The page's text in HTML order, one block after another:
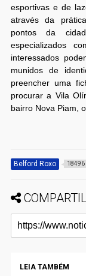
esportivas e de
através da
pontos da
especializados
interessados
munidos de
preencher uma
procurar a Vila
bairro Nova Piam,
Belford Roxo 18496
LEIA TAMBÉM